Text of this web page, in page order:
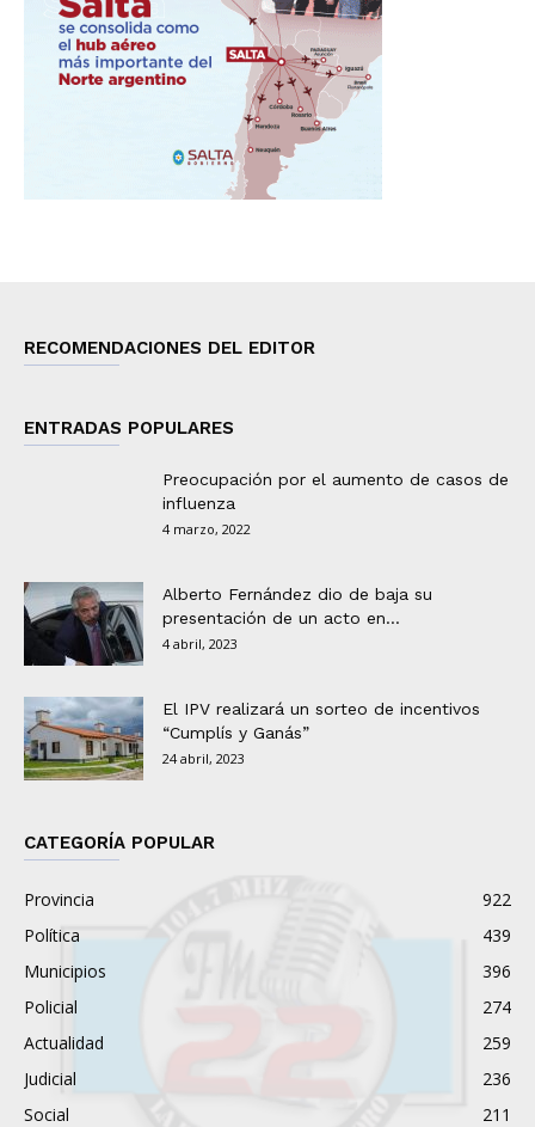
RECOMENDACIONES DEL EDITOR
ENTRADAS POPULARES
Preocupación por el aumento de casos de
influenza
4 marzo, 2022
Alberto Fernández dio de baja su
presentación de un acto en...
4 abril, 2023
El IPV realizará un sorteo de incentivos
“Cumplís y Ganás”
24 abril, 2023
CATEGORÍA POPULAR
Provincia
922
Política
439
Municipios
396
Policial
274
Actualidad
259
Judicial
236
Social
211